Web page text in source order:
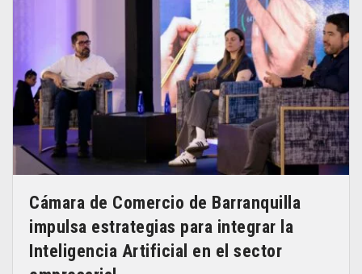
Cámara de Comercio de Barranquilla
impulsa estrategias para integrar la
Inteligencia Artificial en el sector